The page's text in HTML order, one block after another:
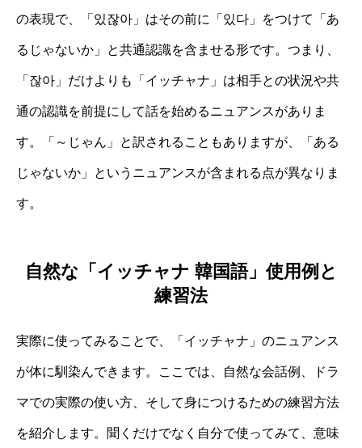
の表現で、「있잖아」はその前に「있다」をつけて「あ
るじゃないか」と共通認識を含ませる形です。つまり、
「잖아」だけよりも「イッチャナ」は相手との状況や共
通の認識を前提にして話を始めるニュアンスがありま
す。「～じゃん」と訳されることもありますが、「ある
じゃないか」というニュアンスが含まれる点が異なりま
す。
自然な「イッチャナ 韓国語」使用例と
練習法
実際に使ってみることで、「イッチャナ」のニュアンス
が体に馴染んできます。ここでは、自然な会話例、ドラ
マでの実際の使い方、そして身につけるための練習方法
を紹介します。聞くだけでなく自分で使ってみて、意味